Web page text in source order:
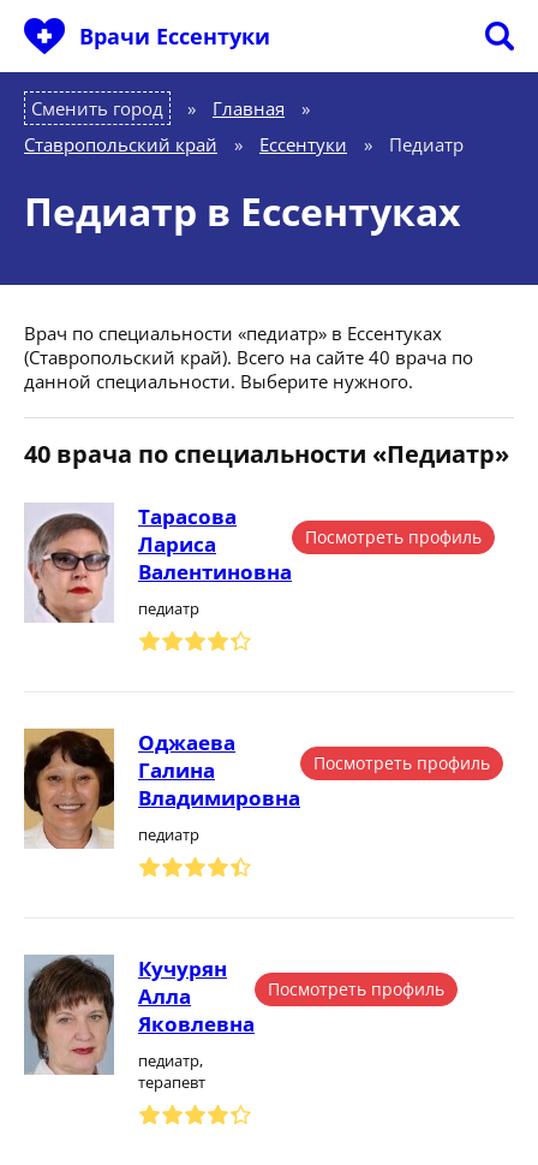
Врачи Ессентуки
Сменить город Главная
»
Ставропольский край
» Ессентуки » Педиатр
Педиатр в Ессентуках
Врач по специальности «педиатр» в Ессентуках
(Ставропольский край). Всего на сайте 40 врача по
данной специальности. Выберите нужного.
40 врача по специальности «Педиатр»
Тарасова
Лариса
Валентиновна
педиатр
Посмотреть профиль
Оджаева
Галина
Владимировна
педиатр
Посмотреть профиль
Кучурян
Алла
Яковлевна
педиатр,
терапевт
Посмотреть профиль